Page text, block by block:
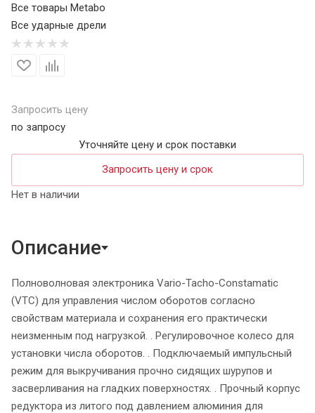
Все товары Metabo
Все ударные дрели
Запросить цену
по запросу
Уточняйте цену и срок поставки
Запросить цену и срок
Нет в наличии
Описание
Полноволновая электроника Vario-Tacho-Constamatic
(VTC) для управления числом оборотов согласно
свойствам материала и сохранения его практически
неизменным под нагрузкой. . Регулировочное колесо для
установки числа оборотов. . Подключаемый импульсный
режим для выкручивания прочно сидящих шурупов и
засверливания на гладких поверхностях. . Прочный корпус
редуктора из литого под давлением алюминия для